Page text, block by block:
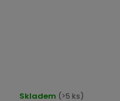
Skladem (>5 ks)